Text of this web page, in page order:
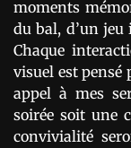
moments
du bal, d’un
Chaque
visuel est pensé
appel à mes
soirée soit une
convivialité